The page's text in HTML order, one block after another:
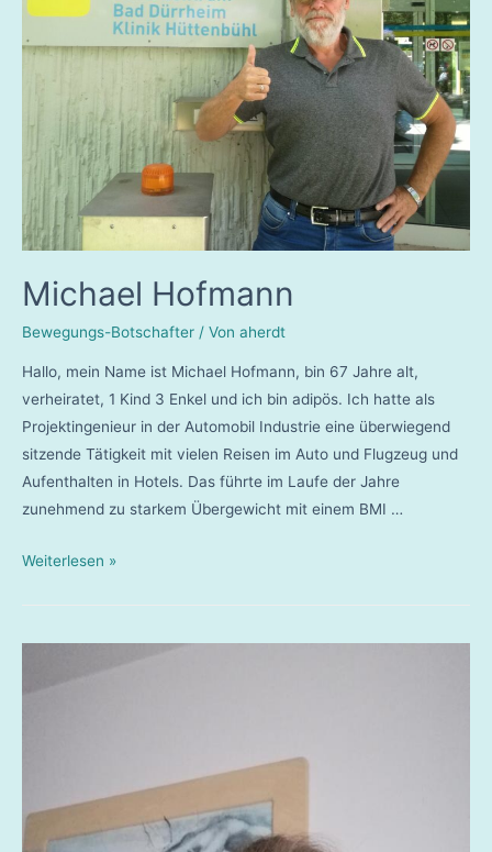
Michael Hofmann
Bewegungs-Botschafter / Von aherdt
Hallo, mein Name ist Michael Hofmann, bin 67 Jahre alt,
verheiratet, 1 Kind 3 Enkel und ich bin adipös. Ich hatte als
Projektingenieur in der Automobil Industrie eine überwiegend
sitzende Tätigkeit mit vielen Reisen im Auto und Flugzeug und
Aufenthalten in Hotels. Das führte im Laufe der Jahre
zunehmend zu starkem Übergewicht mit einem BMI …
Michael
Weiterlesen »